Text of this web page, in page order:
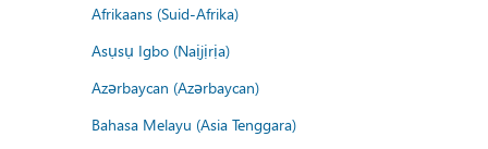
Afrikaans (Suid-Afrika)
Asụsụ Igbo (Naịjịrịa)
Azərbaycan (Azərbaycan)
Bahasa Melayu (Asia Tenggara)